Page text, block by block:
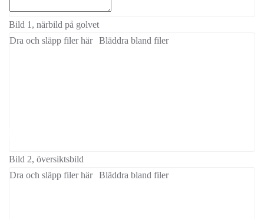
Bild 1, närbild på golvet
Dra och släpp filer här
Bläddra bland filer
Bild 2, översiktsbild
Dra och släpp filer här
Bläddra bland filer